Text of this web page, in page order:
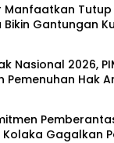
Manfaatkan
Gantungan
Nasional 2026,
Pemenuhan Hak
Gagalkan